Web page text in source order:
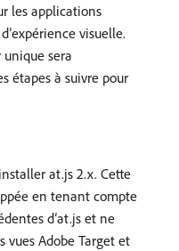
les applications
visuelle.
sera
étapes à suivre pour
at.js 2.x. Cette
en tenant compte
d’at.js et ne
vues Adobe Target et